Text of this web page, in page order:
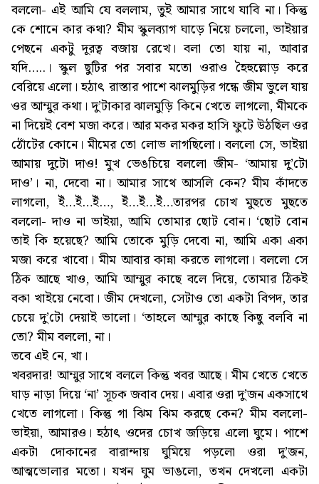
বললো- এই আমি যে বললাম, তুই আমার সাথে যাবি না। কিন্তু
কে শোনে কার কথা? মীম স্কুলব্যাগ ঘাড়ে নিয়ে চললো, ভাইয়ার
পেছনে একটু দূরত্ব বজায় রেখে। বলা তো যায় না, আবার
যদি…..। স্কুল ছুটির পর সবার মতো ওরাও হৈহুল্লোড় করে
বেরিয়ে এলো। হঠাৎ রাস্তার পাশে ঝালমুড়ির গন্ধে জীম ভুলে যায়
ওর আম্মুর কথা। দু’টাকার ঝালমুড়ি কিনে খেতে লাগলো, মীমকে
না দিয়েই বেশ মজা করে। আর মকর মকর হাসি ফুটে উঠছিল ওর
ঠোঁটের কোনে। মীমের তো লোভ লাগছিলো। বললো সে, ভাইয়া
আমায় দুটো দাও! মুখ ভেঙচিয়ে বললো জীম- ‘আমায় দু’টো
দাও’। না, দেবো না। আমার সাথে আসলি কেন? মীম কাঁদতে
লাগলো, ইঁ…ইঁ…ইঁ…, ইঁ…ইঁ…ইঁ…তারপর চোখ মুছতে মুছতে
বললো- দাও না ভাইয়া, আমি তোমার ছোট বোন। ‘ছোট বোন
তাই কি হয়েছে? আমি তোকে মুড়ি দেবো না, আমি একা একা
মজা করে খাবো। মীম আবার কান্না করতে লাগলো। বললো সে
ঠিক আছে খাও, আমি আম্মুর কাছে বলে দিয়ে, তোমার ঠিকই
বকা খাইয়ে নেবো। জীম দেখলো, সেটাও তো একটা বিপদ, তার
চেয়ে দু’টো দেয়াই ভালো। ‘তাহলে আম্মুর কাছে কিছু বলবি না
তো? মীম বললো, না।
তবে এই নে, খা।
খবরদার! আম্মুর সাথে বললে কিন্তু খবর আছে। মীম খেতে খেতে
ঘাড় নাড়া দিয়ে ‘না’ সূচক জবাব দেয়। এবার ওরা দু’জন একসাথে
খেতে লাগলো। কিন্তু গা ঝিম ঝিম করছে কেন? মীম বললো-
ভাইয়া, আমারও। হঠাৎ ওদের চোখ জড়িয়ে এলো ঘুমে। পাশে
একটা দোকানের বারান্দায় ঘুমিয়ে পড়লো ওরা দু’জন,
আত্মভোলার মতো। যখন ঘুম ভাঙলো, তখন দেখলো একটা